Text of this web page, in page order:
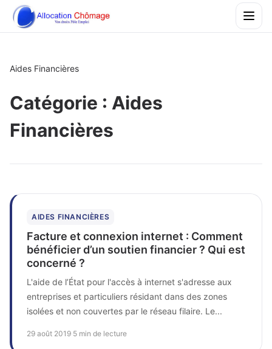
Aides Financières
Catégorie : Aides
Financières
AIDES FINANCIÈRES
Facture et connexion internet : Comment
bénéficier d’un soutien financier ? Qui est
concerné ?
L'aide de l’État pour l'accès à internet s'adresse aux
entreprises et particuliers résidant dans des zones
isolées et non couvertes par le réseau filaire. Le...
29 août 2019 5 min de lecture